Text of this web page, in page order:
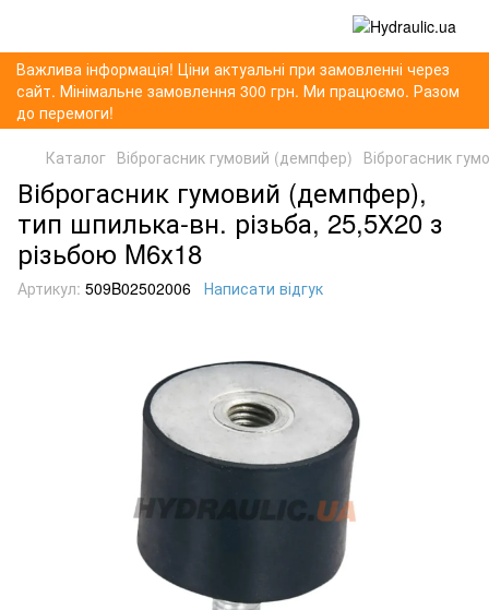
Важлива інформація! Ціни актуальні при замовленні через
сайт. Мінімальне замовлення 300 грн. Ми працюємо. Разом
до перемоги!
Каталог Віброгасник гумовий (демпфер) Віброгасник
Віброгасник гумовий (демпфер),
тип шпилька-вн. різьба, 25,5Х20 з
різьбою M6х18
Артикул: 509B02502006 Написати відгук